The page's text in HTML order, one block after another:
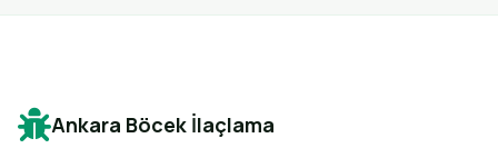
Ankara Böcek İlaçlama